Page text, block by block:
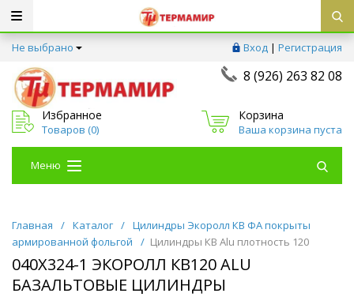
Не выбрано Вход | Регистрация
8 (926) 263 82 08
Избранное
Товаров (0)
Корзина
Ваша корзина пуста
Меню
Главная / Каталог / Цилиндры Экоролл КВ ФА покрыты
армированной фольгой
/ Цилиндры КВ Alu плотность 120
040Х324-1 ЭКОРОЛЛ КВ120 ALU
БАЗАЛЬТОВЫЕ ЦИЛИНДРЫ